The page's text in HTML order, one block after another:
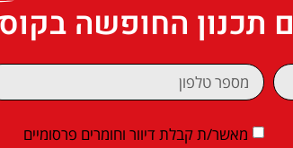
תכנון החופשה
מאשר/ת קבלת דיוור וחומרים פרסומיים